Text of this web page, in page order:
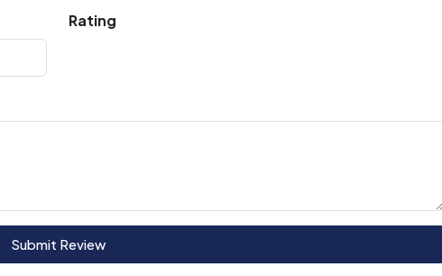
Rating
Submit Review